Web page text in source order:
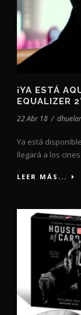
¡YA ESTÁ
EQUALIZER 2’
22 Abr 18 /
Ya está
llegará a los
LEER MÁS...